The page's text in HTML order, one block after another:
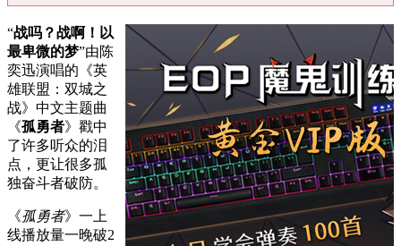
“战吗？战啊！以
最卑微的梦”由陈
奕迅演唱的《英
雄联盟：双城之
战》中文主题曲
《孤勇者》戳中
了许多听众的泪
点，更让很多孤
独奋斗者破防。
《孤勇者》一上
线播放量一晚破2